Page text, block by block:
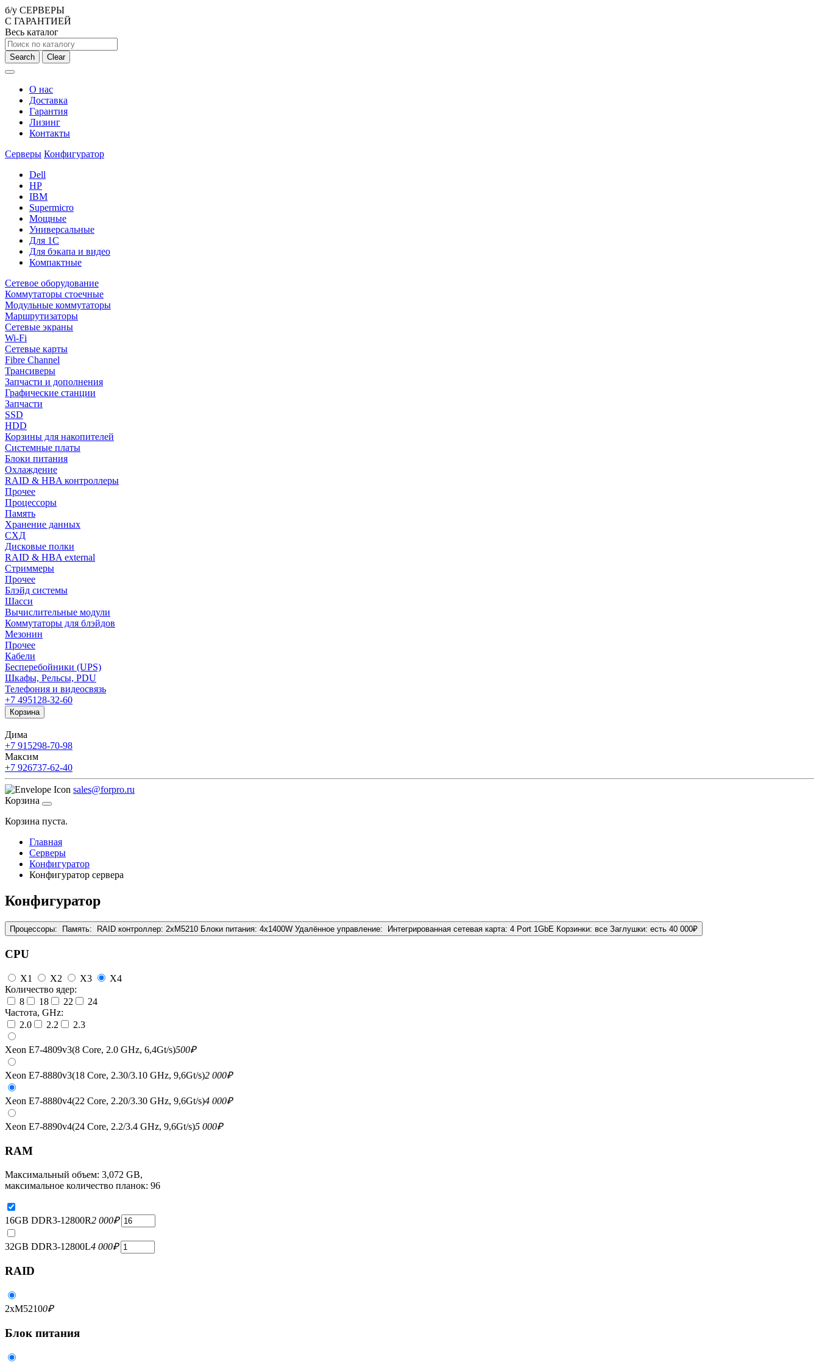
б/у СЕРВЕРЫ
С ГАРАНТИЕЙ
Весь каталог
Search Clear
О нас
Доставка
Гарантия
Лизинг
Контакты
Серверы Конфигуратор
Dell
HP
IBM
Supermicro
Мощные
Универсальные
Для 1С
Для бэкапа и видео
Компактные
Сетевое оборудование
Коммутаторы стоечные
Модульные коммутаторы
Маршрутизаторы
Сетевые экраны
Wi-Fi
Сетевые карты
Fibre Channel
Трансиверы
Запчасти и дополнения
Графические станции
Запчасти
SSD
HDD
Корзины для накопителей
Системные платы
Блоки питания
Охлаждение
RAID & HBA контроллеры
Прочее
Процессоры
Память
Хранение данных
СХД
Дисковые полки
RAID & HBA external
Стриммеры
Прочее
Блэйд системы
Шасси
Вычислительные модули
Коммутаторы для блэйдов
Мезонин
Прочее
Кабели
Бесперебойники (UPS)
Шкафы, Рельсы, PDU
Телефония и видеосвязь
+7 495128-32-60
Корзина
Дима
+7 915298-70-98
Максим
+7 926737-62-40
sales@forpro.ru
Корзина
Корзина пуста.
Главная
Серверы
Конфигуратор
Конфигуратор сервера
Конфигуратор
Процессоры: Память: RAID контроллер: 2xM5210 Блоки питания: 4x1400W Удалённое управление: Интегрированная сетевая карта: 4 Port 1GbE Корзинки: все Заглушки: есть 40 000₽
CPU
X1 X2 X3
X4
Количество ядер:
8
18 22
24
Частота, GHz:
2.0
2.2 2.3
Xeon E7-4809v3(8 Core, 2.0 GHz, 6,4Gt/s)500₽
Xeon E7-8880v3(18 Core, 2.30/3.10 GHz, 9,6Gt/s)2 000₽
Xeon E7-8880v4(22 Core, 2.20/3.30 GHz, 9,6Gt/s)4 000₽
Xeon E7-8890v4(24 Core, 2.2/3.4 GHz, 9,6Gt/s)5 000₽
RAM
Максимальный объем: 3,072 GB,
максимальное количество планок: 96
16GB DDR3-12800R2 000₽
32GB DDR3-12800L4 000₽
RAID
2xM52100₽
Блок питания